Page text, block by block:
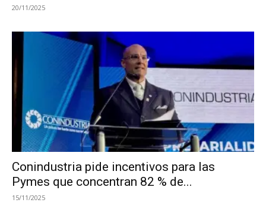
20/11/2025
Conindustria pide incentivos para las
Pymes que concentran 82 % de...
15/11/2025